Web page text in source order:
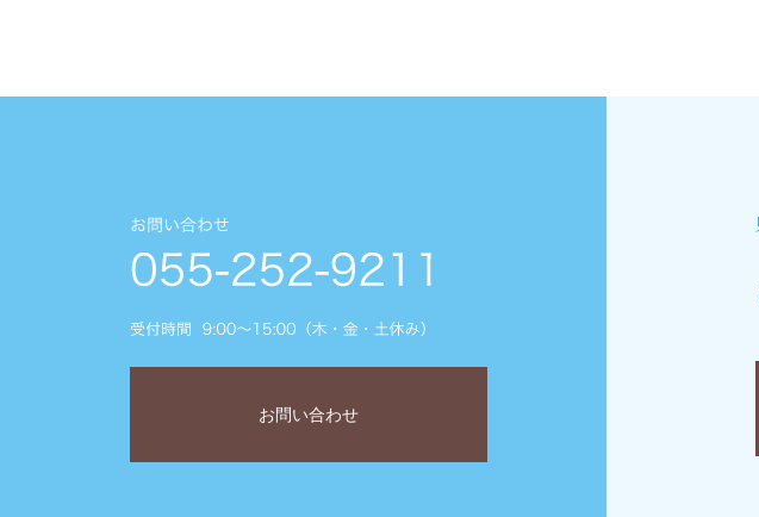
お問い合わせ